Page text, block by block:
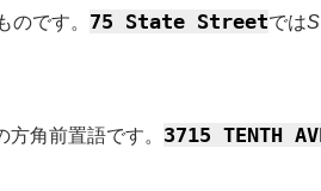
です。 75 State Streetでは
角前置語です。 3715 TENTH